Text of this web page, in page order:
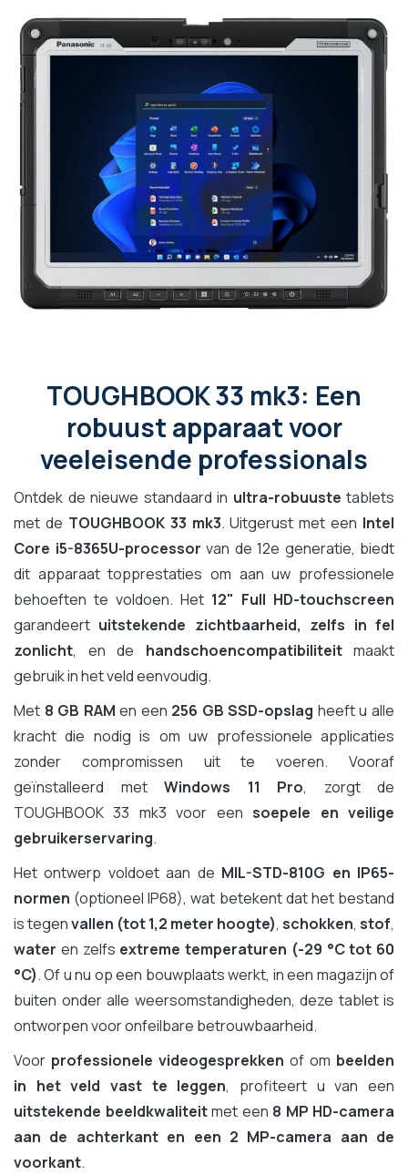
TOUGHBOOK 33 mk3: Een
robuust apparaat voor
veeleisende professionals
Ontdek de nieuwe standaard in ultra-robuuste tablets
met de TOUGHBOOK 33 mk3. Uitgerust met een Intel
Core i5-8365U-processor van de 12e generatie, biedt
dit apparaat topprestaties om aan uw professionele
behoeften te voldoen. Het 12" Full HD-touchscreen
garandeert uitstekende zichtbaarheid, zelfs in fel
zonlicht, en de handschoencompatibiliteitmaakt
gebruik in het veld eenvoudig.
Met 8 GB RAM en een 256 GB SSD-opslag heeft u alle
kracht die nodig is om uw professionele applicaties
zonder compromissen uit te voeren. Vooraf
geïnstalleerd met Windows 11 Pro, zorgt de
TOUGHBOOK 33 mk3 voor eensoepele en veilige
gebruikerservaring.
Het ontwerp voldoet aan de MIL-STD-810G en IP65-
normen (optioneel IP68), wat betekent dat het bestand
is tegenvallen (tot 1,2 meter hoogte), schokken, stof,
water en zelfs extreme temperaturen (-29 °C tot 60
°C). Of u nu op een bouwplaats werkt, in een magazijn of
buiten onder alle weersomstandigheden, deze tablet is
ontworpen voor onfeilbare betrouwbaarheid.
Voor professionele videogesprekken of om beelden
in het veld vast te leggen, profiteert u van een
uitstekende beeldkwaliteitmet een 8 MP HD-camera
aan de achterkant en een 2 MP-camera aan de
voorkant.